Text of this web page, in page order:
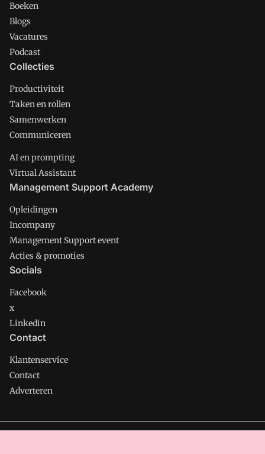
Boeken
Blogs
Vacatures
Podcast
Collecties
Productiviteit
Taken en rollen
Samenwerken
Communiceren
AI en prompting
Virtual Assistant
Management Support Academy
Opleidingen
Incompany
Management Support event
Acties & promoties
Socials
Facebook
x
Linkedin
Contact
Klantenservice
Contact
Adverteren